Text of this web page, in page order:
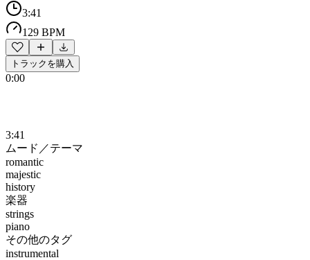
3:41
129 BPM
トラックを購入
0:00
3:41
ムード／テーマ
romantic
majestic
history
楽器
strings
piano
その他のタグ
instrumental